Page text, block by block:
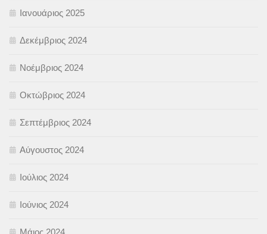
Ιανουάριος 2025
Δεκέμβριος 2024
Νοέμβριος 2024
Οκτώβριος 2024
Σεπτέμβριος 2024
Αύγουστος 2024
Ιούλιος 2024
Ιούνιος 2024